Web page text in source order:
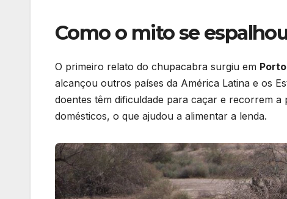
Como o mito se
O primeiro relato do chupacabra surgiu em
alcançou outros países da América Latina e os
doentes têm dificuldade para caçar e recorrem a
domésticos, o que ajudou a alimentar a lenda.